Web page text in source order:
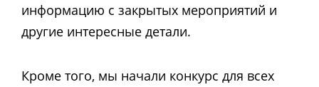
информацию с закрытых мероприятий и
другие интересные детали.
Кроме того, мы начали конкурс для всех